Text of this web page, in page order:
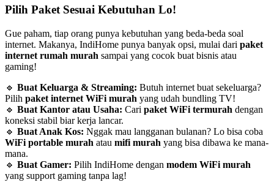
Pilih Paket Sesuai Kebutuhan Lo!
Gue paham, tiap orang punya kebutuhan yang beda-beda soal
internet. Makanya, IndiHome punya banyak opsi, mulai dari paket
internet rumah murah sampai yang cocok buat bisnis atau
gaming!
🔹 Buat Keluarga & Streaming: Butuh internet buat sekeluarga?
Pilih paket internet WiFi murah yang udah bundling TV!
🔹 Buat Kantor atau Usaha: Cari paket WiFi termurah dengan
koneksi stabil biar kerja lancar.
🔹 Buat Anak Kos: Nggak mau langganan bulanan? Lo bisa coba
WiFi portable murah atau mifi murah yang bisa dibawa ke mana-
mana.
🔹 Buat Gamer: Pilih IndiHome dengan modem WiFi murah
yang support gaming tanpa lag!